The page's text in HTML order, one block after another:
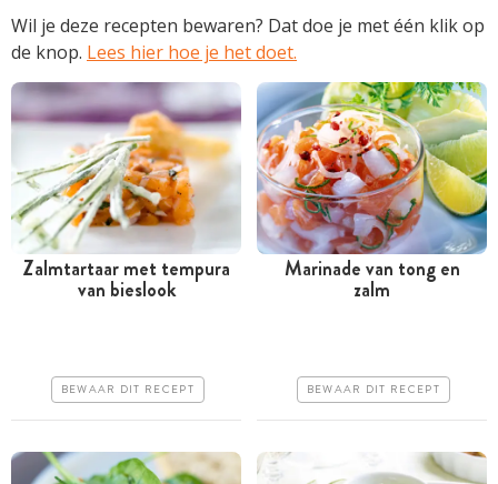
Wil je deze recepten bewaren? Dat doe je met één klik op
de knop. Lees hier hoe je het doet.
Minder dan 30 minuten
Makkelijk
Zalmtartaar met tempura
van bieslook
BEWAAR DIT RECEPT
Minder dan 30 minuten
Makkelijk
Marinade van tong en
zalm
BEWAAR DIT RECEPT